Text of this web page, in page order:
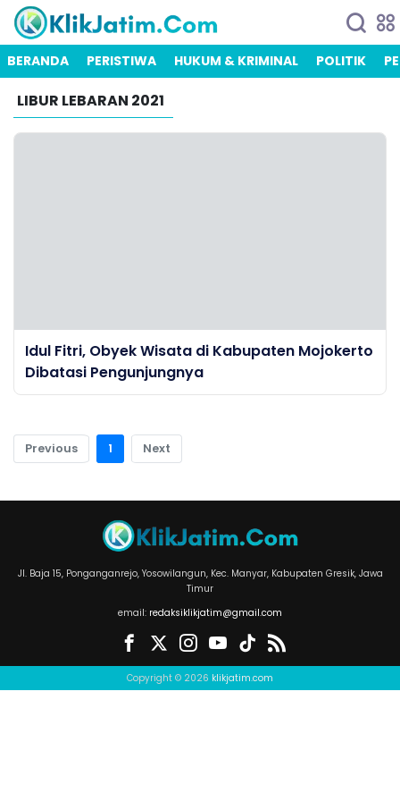
BERANDA PERISTIWA HUKUM & KRIMINAL POLITIK
LIBUR LEBARAN 2021
Idul Fitri, Obyek Wisata di Kabupaten Mojokerto
Dibatasi Pengunjungnya
Previous 1 Next
Jl. Baja 15, Ponganganrejo, Yosowilangun, Kec. Manyar, Kabupaten Gresik, Jawa
Timur
email: redaksiklikjatim@gmail.com
Copyright © 2026 klikjatim.com